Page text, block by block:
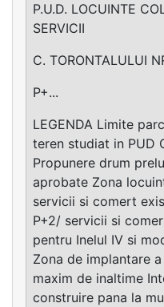
P.U.D. LOCUINTE
SERVICII
C. TORONTALULUI
P+...
LEGENDA Limite
teren studiat in PUD
Propunere drum
aprobate Zona
servicii si comert
P+2/ servicii si
pentru Inelul IV si
Zona de implantare
maxim de inaltime
construire pana la